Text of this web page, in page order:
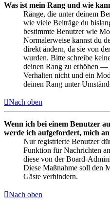
Was ist mein Rang und wie
Ränge, die unter deinem
wie viele Beiträge du
bestimmte Benutzer wie
Normalerweise kannst du
direkt ändern, da sie von
wurden. Bitte schreibe
deinen Rang zu erhöhen —
Verhalten nicht und ein
deinen Rang unter
Nach oben
Wenn ich bei einem Benutzer
werde ich aufgefordert, mich
Nur registrierte Benutzer
Funktion für Nachrichten
diese von der Board-
Diese Maßnahme soll den
Gäste verhindern.
Nach oben